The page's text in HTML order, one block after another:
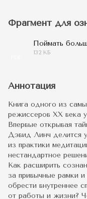
Фрагмент для
Поймать
132 КБ
Аннотация
Книга одного из
режиссеров XX века
Впервые открывая
Дэвид Линч делится
из практики
нестандартное
Как расширить
за привычные рамки
обрести внутреннее
от работы и жизни?